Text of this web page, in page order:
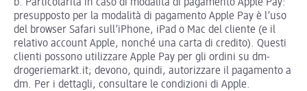
b. Particolarità in caso di modalità di pagamento Apple Pay:
presupposto per la modalità di pagamento Apple Pay è l’uso
del browser Safari sull’iPhone, iPad o Mac del cliente (e il
relativo account Apple, nonché una carta di credito). Questi
clienti possono utilizzare Apple Pay per gli ordini su dm-
drogeriemarkt.it; devono, quindi, autorizzare il pagamento a
dm. Per i dettagli, consultare le condizioni di Apple.